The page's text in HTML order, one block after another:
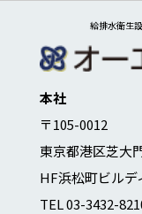
給排水衛生
本社
〒105-0012
東京都港区芝大
HF浜松町ビルデ
TEL 03-3432-